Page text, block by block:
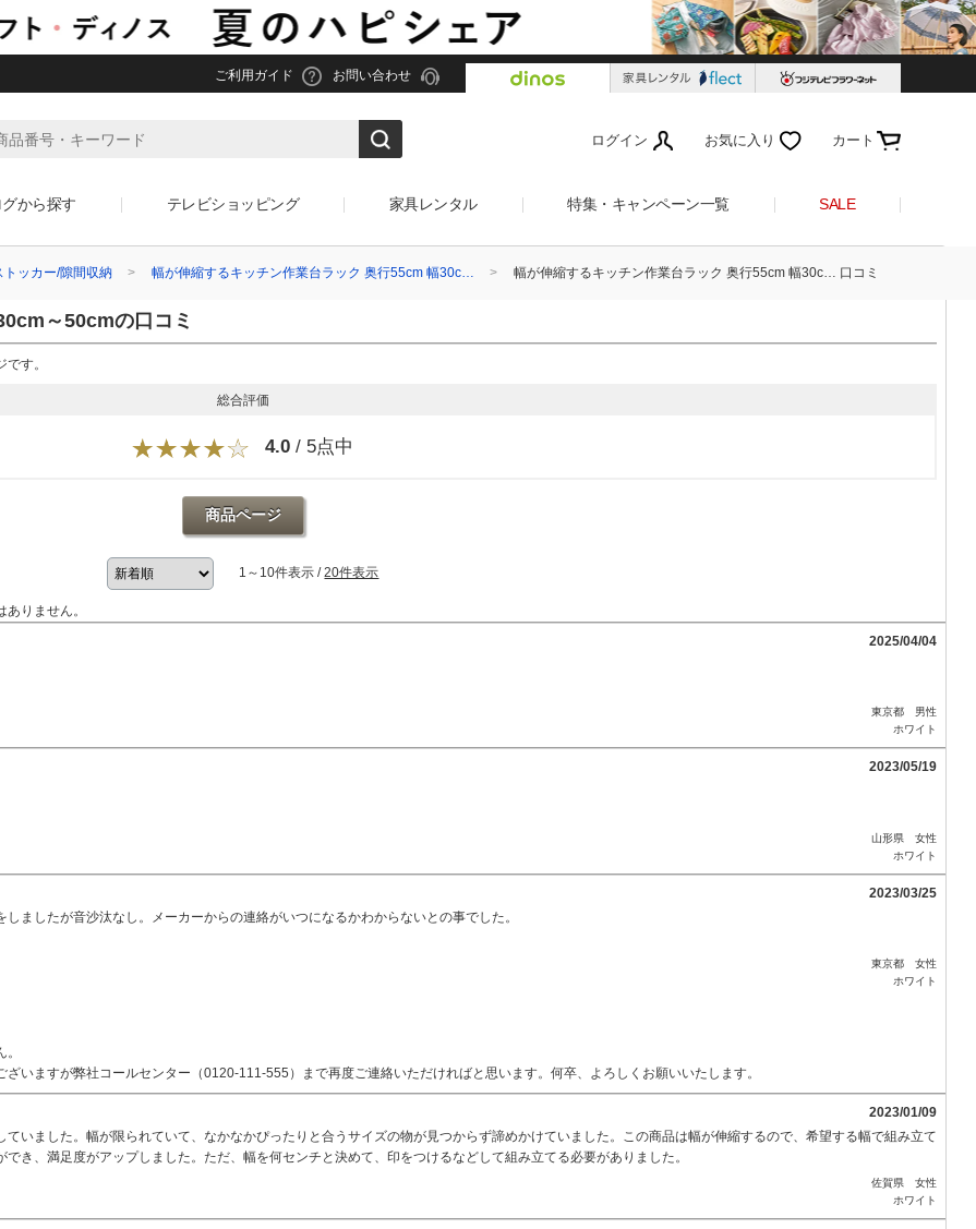
ご利用ガイド お問い合わせ
ログイン お気に入り カート
から探す テレビショッピング 家具レンタル 特集・キャンペーン一覧 SALE
トッカー/隙間収納 幅が伸縮するキッチン作業台ラック 奥行55cm 幅30c… 幅が伸縮するキッチン作業台ラック 奥行55cm 幅30c… 口コミ
～50cmの口コミ
す。
総合評価
4.0 / 5点中
商品ページ
1～10件表示 /20件表示
りません。
2025/04/04
東京都 男性
ホワイト
2023/05/19
山形県 女性
ホワイト
2023/03/25
ましたが音沙汰なし。メーカーからの連絡がいつになるかわからないとの事でした。
東京都 女性
ホワイト
いますが弊社コールセンター（0120-111-555）まで再度ご連絡いただければと思います。何卒、よろしくお願いいたします。
2023/01/09
いました。幅が限られていて、なかなかぴったりと合うサイズの物が見つからず諦めかけていました。この商品は幅が伸縮するので、希望する幅で組み立て
き、満足度がアップしました。ただ、幅を何センチと決めて、印をつけるなどして組み立てる必要がありました。
佐賀県 女性
ホワイト